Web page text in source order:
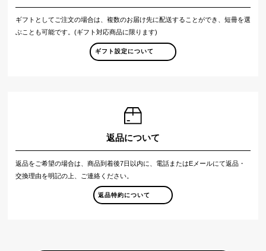
ギフトとしてご注文の場合は、複数のお届け先に配送することができ、短冊を選
ぶことも可能です。(ギフト対応商品に限ります)
ギフト設定について
返品について
返品をご希望の場合は、商品到着後7日以内に、電話またはEメールにて返品・
交換理由を明記の上、ご連絡ください。
返品特約について